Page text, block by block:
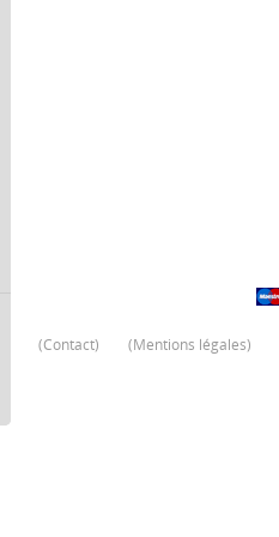
(Contact) (Mentions légales)